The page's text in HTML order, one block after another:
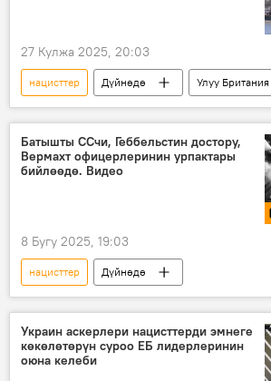
27 Кулжа 2025, 20:03
нацисттер Дүйнөдө
Улуу Британия
Германия
чалгын көмөкчү
Батышты ССчи, Геббельстин достору,
Вермахт офицерлеринин урпактары
бийлөөдө. Видео
8 Бугу 2025, 19:03
нацисттер
Дүйнөдө
Улуу Ата Мекендик согуш
урпак
ата-баба
Батыш
бийлик
Видео
Украин аскерлери нацисттерди эмнеге
көкөлөтөрүн суроо ЕБ лидерлеринин
оюна келеби